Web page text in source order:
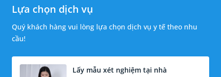
Lựa chọn dịch vụ
Quý khách hàng vui lòng lựa chọn dịch vụ y tế theo nhu
cầu!
Lấy mẫu xét nghiệm tại nhà